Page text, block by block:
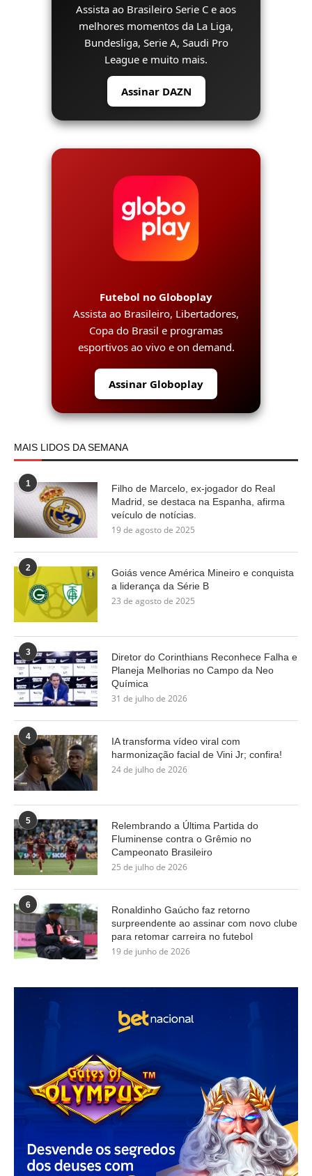
Assista ao Brasileiro Serie C e aos
melhores momentos da La Liga,
Bundesliga, Serie A, Saudi Pro
League e muito mais.
Assinar DAZN
Futebol no Globoplay
Assista ao Brasileiro, Libertadores,
Copa do Brasil e programas
esportivos ao vivo e on demand.
Assinar Globoplay
MAIS LIDOS DA SEMANA
1
Filho de Marcelo, ex-jogador do Real
Madrid, se destaca na Espanha, afirma
veículo de notícias.
19 de agosto de 2025
2
Goiás vence América Mineiro e conquista
a liderança da Série B
23 de agosto de 2025
3
Diretor do Corinthians Reconhece Falha e
Planeja Melhorias no Campo da Neo
Química
31 de julho de 2026
4
IA transforma vídeo viral com
harmonização facial de Vini Jr; confira!
24 de julho de 2026
5
Relembrando a Última Partida do
Fluminense contra o Grêmio no
Campeonato Brasileiro
25 de julho de 2026
6
Ronaldinho Gaúcho faz retorno
surpreendente ao assinar com novo clube
para retomar carreira no futebol
19 de junho de 2026